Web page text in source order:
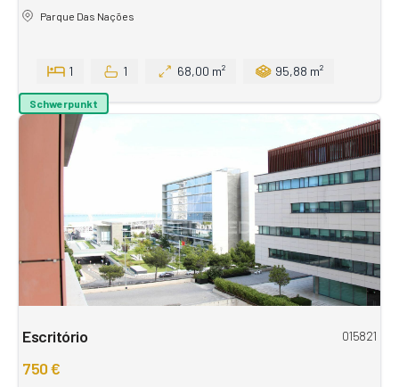
Parque Das Nações
1 1 68,00 m² 95,88 m²
Schwerpunkt
Escritório 015821
750 €